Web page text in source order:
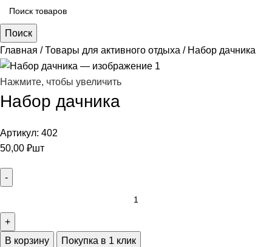
Поиск
Главная
Товары для активного отдыха Набор дачника
Нажмите, чтобы увеличить
Набор дачника
Артикул: 402
50,00 ₽шт
В корзину
Покупка в 1 клик